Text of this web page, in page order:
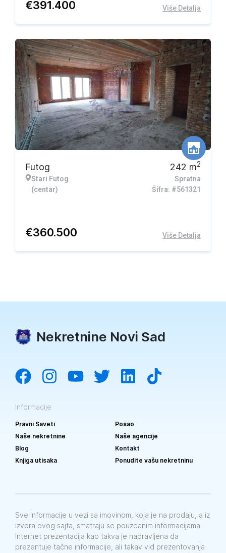
€391.400 Više Detalja
Futog
Stari Futog
(centar)
242 m2
Spratna
Šifra: #561321
€360.500 Više Detalja
Nekretnine Novi Sad
Informacije
Pravni Saveti
Posao
Naše nekretnine
Naše agencije
Blog
Kontakt
Knjiga utisaka
Ponudite vašu nekretninu
Sve informacije u vezi sa imovinom, koja je na prodaju, a iz
izvora ovog sajta, smatraju se pouzdanim informacijama.
Internet prezentacija kao takva je napravljena da
prezentuje tačne informacije, ali takav vid prezentovanja